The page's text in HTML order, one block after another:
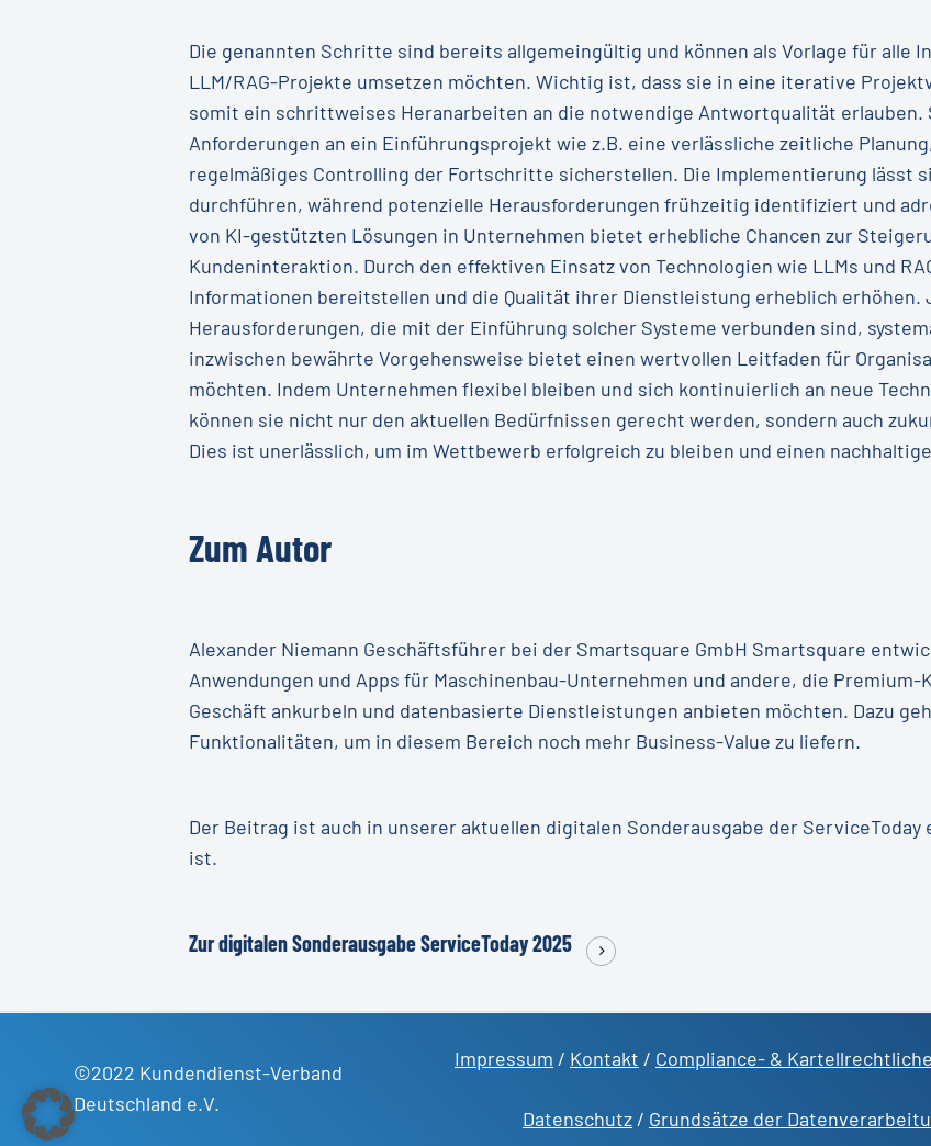
Die genannten Schritte sind bereits allgemeingültig und können als Vorlage für alle
LLM/RAG-Projekte umsetzen möchten. Wichtig ist, dass sie in eine iterative
somit ein schrittweises Heranarbeiten an die notwendige Antwortqualität erlauben.
Anforderungen an ein Einführungsprojekt wie z.B. eine verlässliche zeitliche
regelmäßiges Controlling der Fortschritte sicherstellen. Die Implementierung lässt
durchführen, während potenzielle Herausforderungen frühzeitig identifiziert und
von KI-gestützten Lösungen in Unternehmen bietet erhebliche Chancen zur
Kundeninteraktion. Durch den effektiven Einsatz von Technologien wie LLMs und
Informationen bereitstellen und die Qualität ihrer Dienstleistung erheblich erhöhen.
Herausforderungen, die mit der Einführung solcher Systeme verbunden sind,
inzwischen bewährte Vorgehensweise bietet einen wertvollen Leitfaden für
möchten. Indem Unternehmen flexibel bleiben und sich kontinuierlich an neue
können sie nicht nur den aktuellen Bedürfnissen gerecht werden, sondern auch
Dies ist unerlässlich, um im Wettbewerb erfolgreich zu bleiben und einen
Zum Autor
Alexander Niemann Geschäftsführer bei der Smartsquare GmbH Smartsquare
Anwendungen und Apps für Maschinenbau-Unternehmen und andere, die
Geschäft ankurbeln und datenbasierte Dienstleistungen anbieten möchten. Dazu
Funktionalitäten, um in diesem Bereich noch mehr Business-Value zu liefern.
Der Beitrag ist auch in unserer aktuellen digitalen Sonderausgabe der
ist.
Zur digitalen Sonderausgabe ServiceToday 2025
©2022 Kundendienst-Verband
Deutschland e.V.
Impressum / Kontakt / Compliance- &
Datenschutz / Grundsätze der